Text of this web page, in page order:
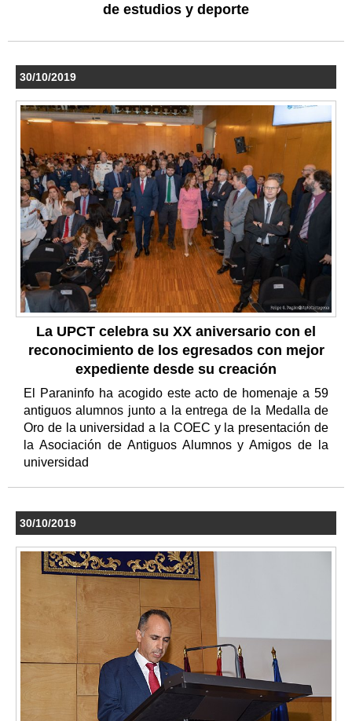
de estudios y deporte
30/10/2019
La UPCT celebra su XX aniversario con el
reconocimiento de los egresados con mejor
expediente desde su creación
El Paraninfo ha acogido este acto de homenaje a 59
antiguos alumnos junto a la entrega de la Medalla de
Oro de la universidad a la COEC y la presentación de
la Asociación de Antiguos Alumnos y Amigos de la
universidad
30/10/2019